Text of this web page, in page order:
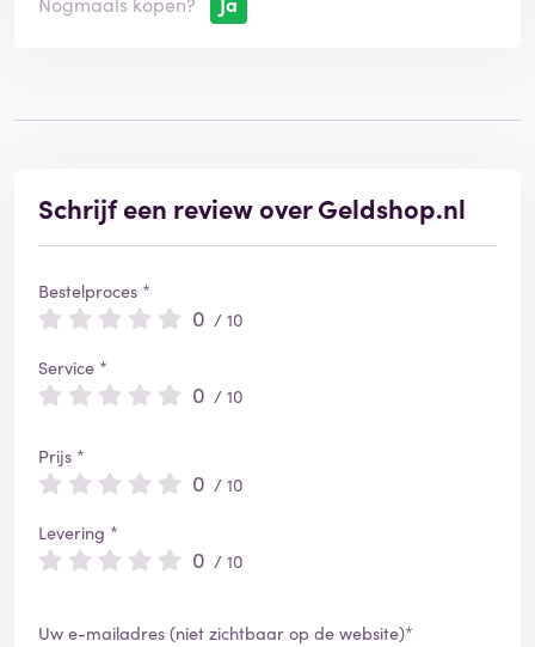
Schrijf een review over Geldshop.nl
Bestelproces *
0 / 10
Service *
0 / 10
Prijs *
0 / 10
Levering *
0 / 10
Uw e-mailadres (niet zichtbaar op de website)*